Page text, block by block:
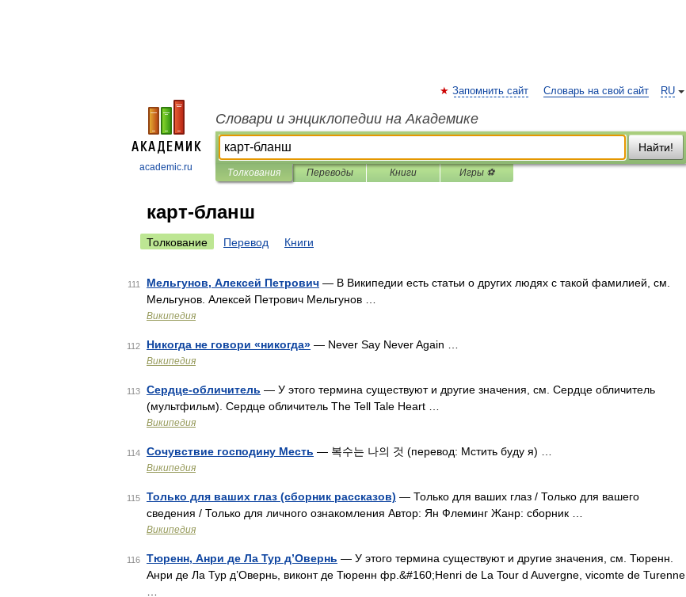
academic.ru
RU
Запомнить сайт Словарь на свой сайт
Словари и энциклопедии на Академике
Найти!
Толкования Переводы Книги Игры ⚽
карт-бланш
Толкование Перевод Книги
111 Мельгунов, Алексей Петрович — В Википедии есть статьи о других людях с такой фамилией, см.
Мельгунов. Алексей Петрович Мельгунов …
Википедия
112 Никогда не говори «никогда» — Never Say Never Again …
Википедия
113 Сердце-обличитель — У этого термина существуют и другие значения, см. Сердце обличитель
(мультфильм). Сердце обличитель The Tell Tale Heart …
Википедия
114 Сочувствие господину Месть — 복수는 나의 것 (перевод: Мстить буду я) …
Википедия
115 Только для ваших глаз (сборник рассказов) — Только для ваших глаз / Только для вашего
сведения / Только для личного ознакомления Автор: Ян Флеминг Жанр: сборник …
Википедия
116 Тюренн, Анри де Ла Тур д’Овернь — У этого термина существуют и другие значения, см. Тюренн.
Анри де Ла Тур д’Овернь, виконт де Тюренн фр.&#160;Henri de La Tour d Auvergne, vicomte de Turenne